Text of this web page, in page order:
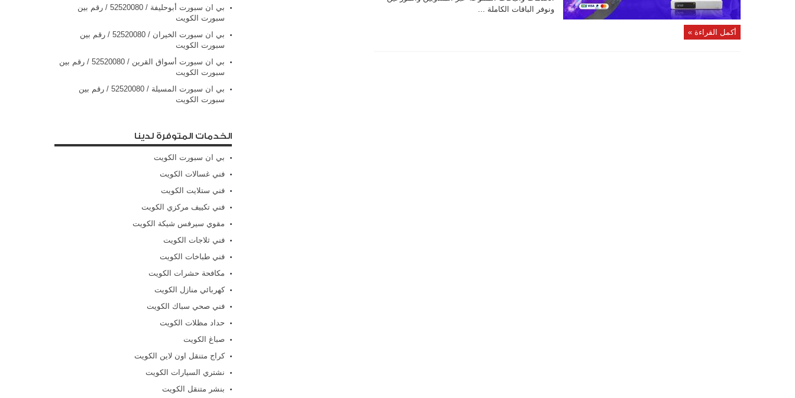
ونوفر الباقات الكاملة ...
أكمل القراءة »
بي ان سبورت أبوحليفة / 52520080 / رقم بين
سبورت الكويت
بي ان سبورت الخيران / 52520080 / رقم بين
سبورت الكويت
بي ان سبورت أسواق القرين / 52520080 / رقم بين
سبورت الكويت
بي ان سبورت المسيلة / 52520080 / رقم بين
سبورت الكويت
الخدمات المتوفرة لدينا
بي ان سبورت الكويت
فني غسالات الكويت
فني ستلايت الكويت
فني تكييف مركزي الكويت
مقوي سيرفس شيكة الكويت
فني ثلاجات الكويت
فني طباخات الكويت
مكافحة حشرات الكويت
كهربائي منازل الكويت
فني صحي سباك الكويت
حداد مظلات الكويت
صباغ الكويت
كراج متنقل اون لاين الكويت
نشتري السيارات الكويت
بنشر متنقل الكويت